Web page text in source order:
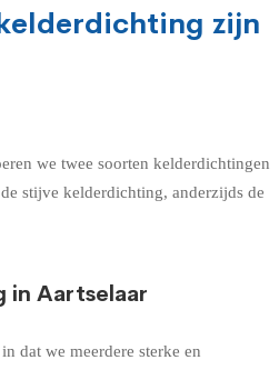
zijn
we twee soorten kelderdichtingen
stijve kelderdichting, anderzijds de
Aartselaar
dat we meerdere sterke en